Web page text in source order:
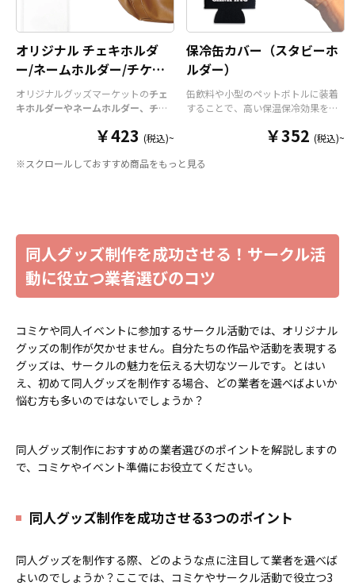
オリジナル チェキホルダ
ー/ネームホルダー/チケッ
トホルダー
オリジナルグッズマーケットのチェ
キホルダーやネームホルダー、チケ
ダーパーツを組み合わせた今まであ
です。透明度が高く美しいアクリル
ーンでもマッチします。ヘッダー部
分はダイカットでデザインにあわせ
た自由な形状で制作することができ
ます。また長さ調整と安全機能が付
いたネックストラップが標準で付属
ーに変更することも可能です。 アニ
メ、エンタメ、スポーツ、官公庁、
またコミケなどの同人グッズ販売な
ど様々な業界に人気です。 短納期・
小ロットでの対応も可能ですのでご
不明点がありましたら、個人のお客
￥423 (税込)~
保冷缶カバー（スタビーホ
ルダー）
缶飲料や小型のペットボトルに装着
することで、高い保温保冷効果を発
ダー）をOEM製作できます。使わな
携帯性に優れています。オールシー
合わせてお選びいただけます。 国内
の自社工場にて印刷いたしますの
で、短納期・小ロットでの対応が可
能です。グッズ制作の専門スタッフ
￥352 (税込)~
※スクロールしておすすめ商品をもっと見る
同人グッズ制作を成功させる！サークル活
動に役立つ業者選びのコツ
コミケや同人イベントに参加するサークル活動では、オリジナル
グッズの制作が欠かせません。自分たちの作品や活動を表現する
グッズは、サークルの魅力を伝える大切なツールです。とはい
え、初めて同人グッズを制作する場合、どの業者を選べばよいか
悩む方も多いのではないでしょうか？
同人グッズ制作におすすめの業者選びのポイントを解説しますの
で、コミケやイベント準備にお役立てください。
同人グッズ制作を成功させる3つのポイント
同人グッズを制作する際、どのような点に注目して業者を選べば
よいのでしょうか？ここでは、コミケやサークル活動で役立つ3